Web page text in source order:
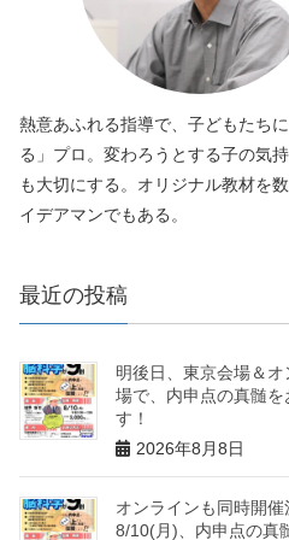
熱意あふれる指導で、子どもたち
る」プロ。変わろうとする子の気
も大切にする。オリジナル教材を
イデアマンでもある。
最近の投稿
明後日、東京会場＆オ
場で、内申点の真髄を
す！
2026年8月8日
オンラインも同時開催
8/10(月)、内申点の真